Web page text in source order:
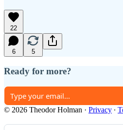
22
6 5
Ready for more?
© 2026 Theodor Holman · Privacy ∙